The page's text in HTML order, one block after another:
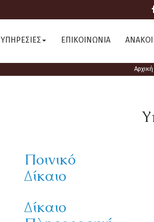
ΥΠΗΡΕΣΙΕΣ ΕΠΙΚΟΙΝΩΝΙΑ
Αρχική
Ποινικό
Δίκαιο
Δίκαιο